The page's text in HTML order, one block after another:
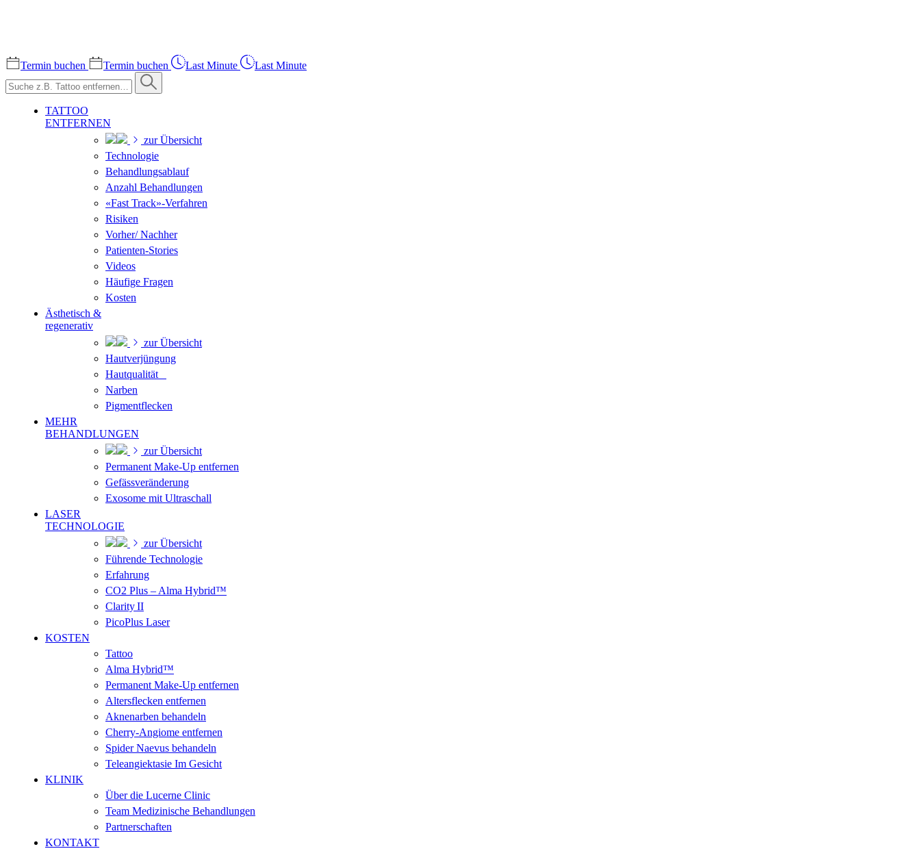
Termin buchen Termin buchen Last Minute Last Minute
TATTOO
ENTFERNEN
zur Übersicht
Technologie
Behandlungsablauf
Anzahl Behandlungen
«Fast Track»-Verfahren
Risiken
Vorher/ Nachher
Patienten-Stories
Videos
Häufige Fragen
Kosten
Ästhetisch &
regenerativ
zur Übersicht
Hautverjüngung
Hautqualität
Narben
Pigmentflecken
MEHR
BEHANDLUNGEN
zur Übersicht
Permanent Make-Up entfernen
Gefässveränderung
Exosome mit Ultraschall
LASER
TECHNOLOGIE
zur Übersicht
Führende Technologie
Erfahrung
CO2 Plus – Alma Hybrid™
Clarity II
PicoPlus Laser
KOSTEN
Tattoo
Alma Hybrid™
Permanent Make-Up entfernen
Altersflecken entfernen
Aknenarben behandeln
Cherry-Angiome entfernen
Spider Naevus behandeln
Teleangiektasie Im Gesicht
KLINIK
Über die Lucerne Clinic
Team Medizinische Behandlungen
Partnerschaften
KONTAKT